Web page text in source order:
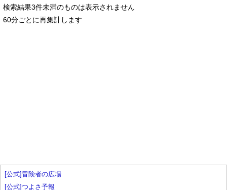
検索結果3件未満のものは表示されません
60分ごとに再集計します
[公式]冒険者の広場
[公式]つよさ予報